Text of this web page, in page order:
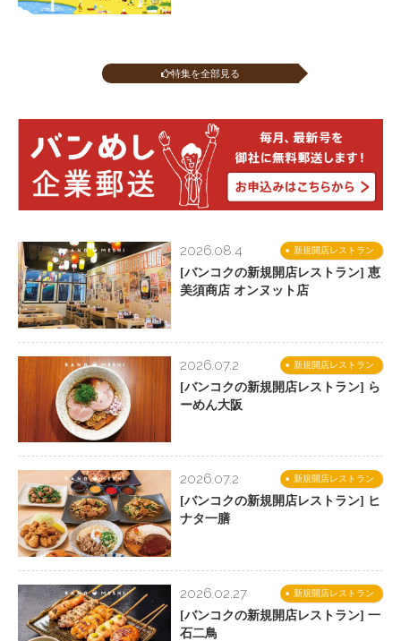
特集を全部見る
新規開店レストラン
2026.08.4
[バンコクの新規開店レストラン] 恵
美須商店 オンヌット店
新規開店レストラン
2026.07.2
[バンコクの新規開店レストラン] ら
ーめん大阪
新規開店レストラン
2026.07.2
[バンコクの新規開店レストラン] ヒ
ナタ一膳
新規開店レストラン
2026.02.27
[バンコクの新規開店レストラン] 一
石二鳥